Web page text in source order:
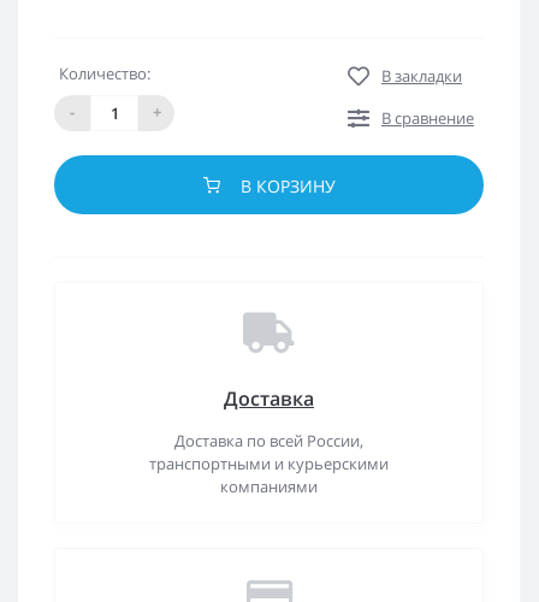
Количество:
-
+
В закладки
В сравнение
В КОРЗИНУ
Доставка
Доставка по всей России,
транспортными и курьерскими
компаниями